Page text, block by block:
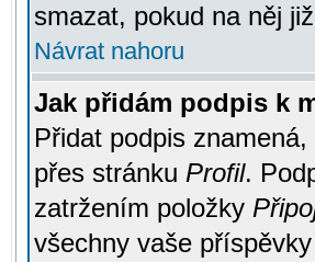
smazat, pokud na něj
Návrat nahoru
Jak přidám podpis k
Přidat podpis
přes stránku Profil.
zatržením položky
všechny vaše